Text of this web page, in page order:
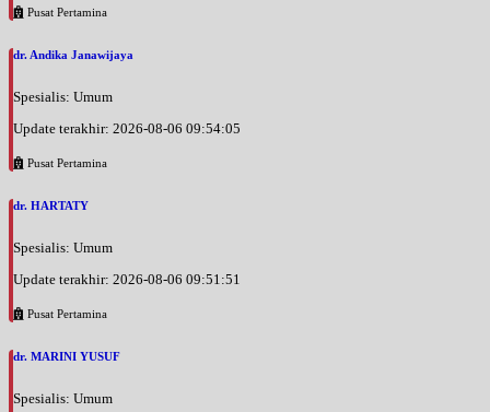
Pusat Pertamina
dr. Andika Janawijaya
Spesialis: Umum
Update terakhir: 2026-08-06 09:54:05
Pusat Pertamina
dr. HARTATY
Spesialis: Umum
Update terakhir: 2026-08-06 09:51:51
Pusat Pertamina
dr. MARINI YUSUF
Spesialis: Umum